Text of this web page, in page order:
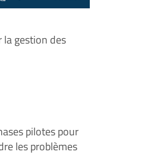
la gestion des
pilotes pour
les problèmes